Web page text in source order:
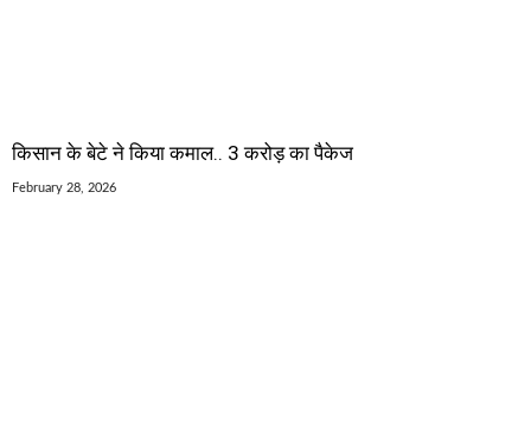
किसान के बेटे ने किया कमाल.. 3 करोड़ का पैकेज
February 28, 2026